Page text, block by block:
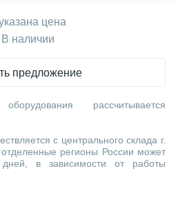
цена
В наличии
предложение
рассчитывается
с центрального склада г.
регионы России может
в зависимости от работы